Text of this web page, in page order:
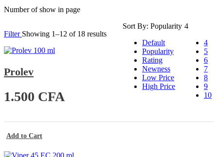
Number of show in page
4
4
5
6
7
8
9
10
Sort By: Popularity
Default
Popularity
Rating
Newness
Low Price
High Price
Filter Showing 1–12 of 18 resultsTrié
popularité
Prolev
1.500 CFA
Add to Cart